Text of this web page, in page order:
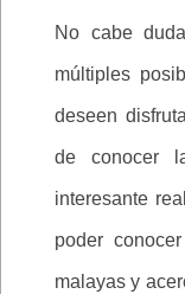
No cabe
múltiples
deseen
de conocer
interesante
poder
malayas y